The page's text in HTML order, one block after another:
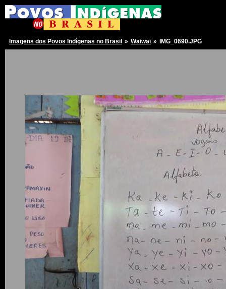
Imagens dos Povos Indígenas no Brasil » Waiwai » IMG_0690.JPG